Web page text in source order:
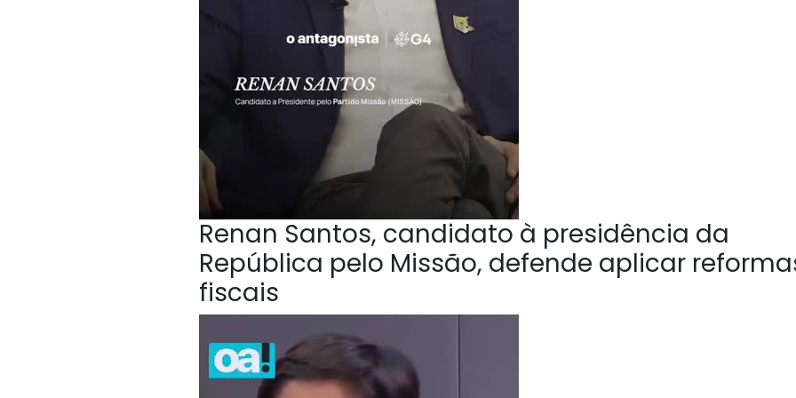
Renan Santos, candidato à presidência da
República pelo Missão, defende aplicar
fiscais